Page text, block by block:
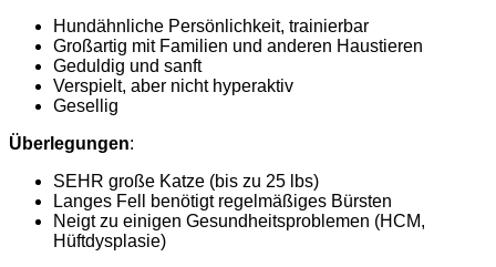
Hundähnliche Persönlichkeit, trainierbar
Großartig mit Familien und anderen Haustieren
Geduldig und sanft
Verspielt, aber nicht hyperaktiv
Gesellig
Überlegungen:
SEHR große Katze (bis zu 25 lbs)
Langes Fell benötigt regelmäßiges Bürsten
Neigt zu einigen Gesundheitsproblemen (HCM,
Hüftdysplasie)